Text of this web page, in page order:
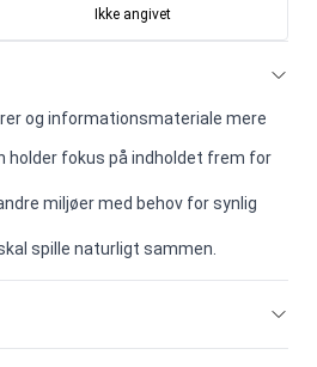
Ikke angivet
og informationsmateriale mere
holder fokus på indholdet frem for
miljøer med behov for synlig
spille naturligt sammen.